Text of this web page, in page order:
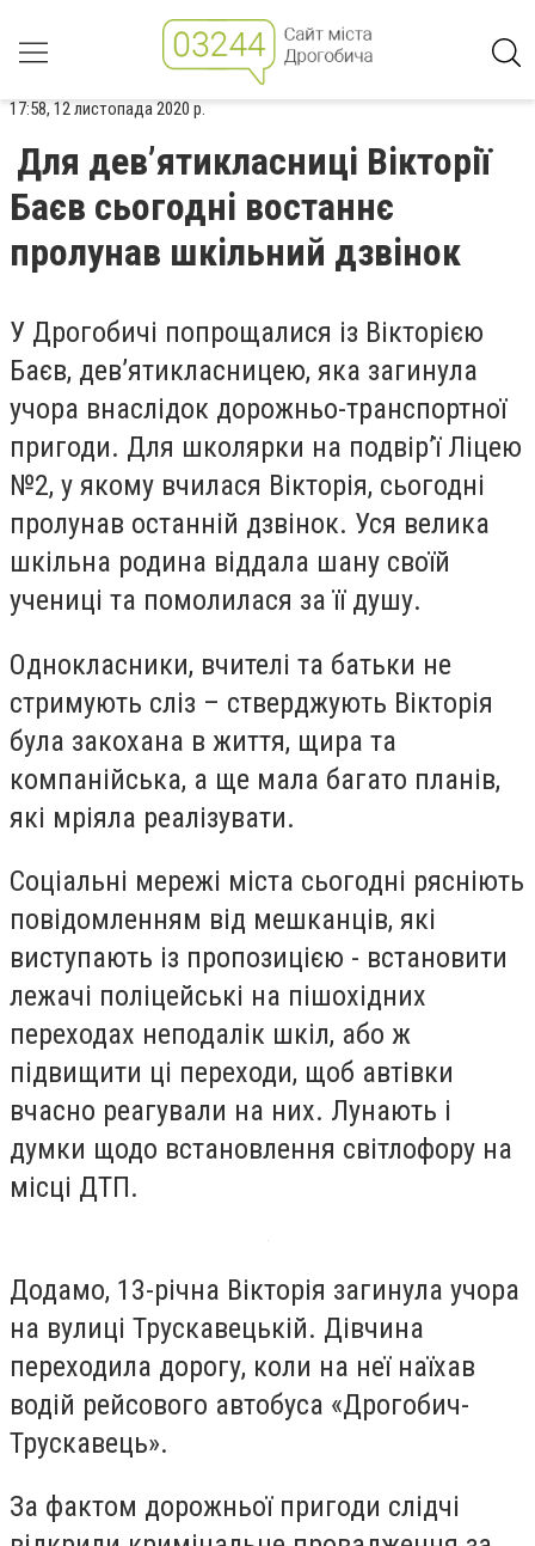
17:58, 12 листопада 2020 р.
Для дев’ятикласниці Вікторії
Баєв сьогодні востаннє
пролунав шкільний дзвінок
У Дрогобичі попрощалися із Вікторією
Баєв, дев’ятикласницею, яка загинула
учора внаслідок дорожньо-транспортної
пригоди. Для школярки на подвір’ї Ліцею
№2, у якому вчилася Вікторія, сьогодні
пролунав останній дзвінок. Уся велика
шкільна родина віддала шану своїй
учениці та помолилася за її душу.
Однокласники, вчителі та батьки не
стримують сліз – стверджують Вікторія
була закохана в життя, щира та
компанійська, а ще мала багато планів,
які мріяла реалізувати.
Соціальні мережі міста сьогодні рясніють
повідомленням від мешканців, які
виступають із пропозицією - встановити
лежачі поліцейські на пішохідних
переходах неподалік шкіл, або ж
підвищити ці переходи, щоб автівки
вчасно реагували на них. Лунають і
думки щодо встановлення світлофору на
місці ДТП.
Додамо, 13-річна Вікторія загинула учора
на вулиці Трускавецькій. Дівчина
переходила дорогу, коли на неї наїхав
водій рейсового автобуса «Дрогобич-
Трускавець».
За фактом дорожньої пригоди слідчі